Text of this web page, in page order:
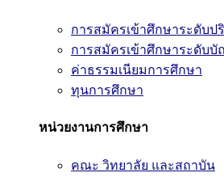
การสมัครเข้าศึกษาระดับ
การสมัครเข้าศึกษาระดับ
ค่าธรรมเนียมการศึกษา
ทุนการศึกษา
หน่วยงานการศึกษา
คณะ วิทยาลัย และสถาบัน